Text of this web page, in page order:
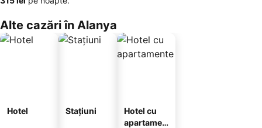
Alte cazări în Alanya
Hotel Stațiuni
Hotel cu
apartamen